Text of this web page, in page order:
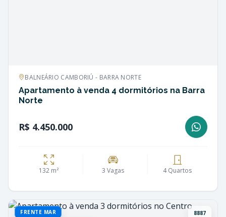
BALNEÁRIO CAMBORIÚ - BARRA NORTE
Apartamento à venda 4 dormitórios na Barra
Norte
R$ 4.450.000
132 m² 3 Vagas 4 Quartos
FRENTE MAR
8887